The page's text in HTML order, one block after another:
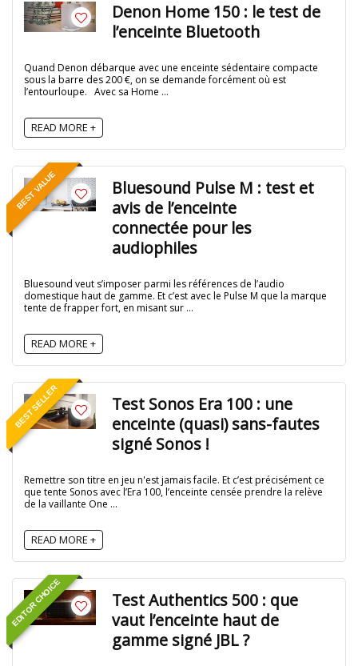
Denon Home 150 : le test de
l’enceinte Bluetooth
Quand Denon débarque avec une enceinte sédentaire compacte
sous la barre des 200 €, on se demande forcément où est
l’entourloupe. Avec sa Home ...
READ MORE +
BEST VALUE
Bluesound Pulse M : test et
avis de l’enceinte
connectée pour les
audiophiles
Bluesound veut s’imposer parmi les références de l’audio
domestique haut de gamme. Et c’est avec le Pulse M que la marque
tente de frapper fort, en misant sur ...
READ MORE +
BEST SELLER
Test Sonos Era 100 : une
enceinte (quasi) sans-fautes
signé Sonos !
Remettre son titre en jeu n'est jamais facile. Et c’est précisément ce
que tente Sonos avec l’Era 100, l’enceinte censée prendre la relève
de la vaillante One ...
READ MORE +
EDITOR CHOICE
Test Authentics 500 : que
vaut l’enceinte haut de
gamme signé JBL ?